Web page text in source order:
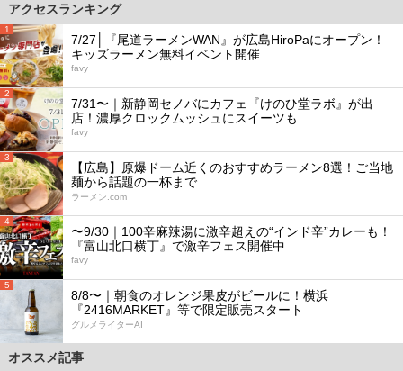
アクセスランキング
1
7/27│『尾道ラーメンWAN』が広島HiroPaにオープン！
キッズラーメン無料イベント開催
favy
2
7/31〜｜新静岡セノバにカフェ『けのひ堂ラボ』が出
店！濃厚クロックムッシュにスイーツも
favy
3
【広島】原爆ドーム近くのおすすめラーメン8選！ご当地
麺から話題の一杯まで
ラーメン.com
4
〜9/30｜100辛麻辣湯に激辛超えの“インド辛”カレーも！
『富山北口横丁』で激辛フェス開催中
favy
5
8/8〜｜朝食のオレンジ果皮がビールに！横浜
『2416MARKET』等で限定販売スタート
グルメライターAI
オススメ記事